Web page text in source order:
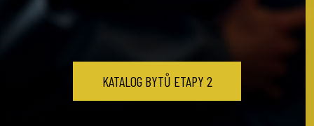
KATALOG BYTŮ ETAPY 2